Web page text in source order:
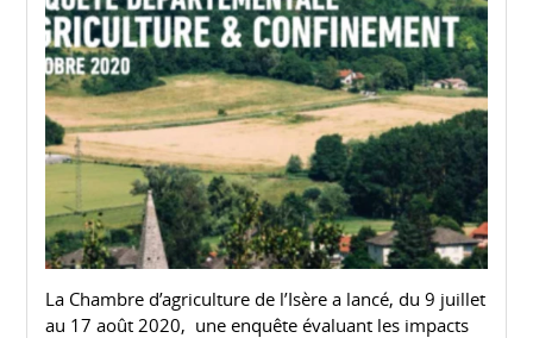
La Chambre d’agriculture de l’Isère a lancé, du 9 juillet
au 17 août 2020, une enquête évaluant les impacts